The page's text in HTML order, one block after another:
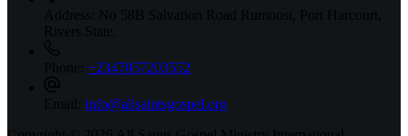
Address:
No 58B Salvation Road Rumuosi, Port Harcourt,
Rivers State.
Phone: +2347057203552
Email: info@allsaintsgospel.org